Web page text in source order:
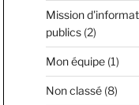
Mission
publics(2)
Mon équipe(1)
Non classé(8)